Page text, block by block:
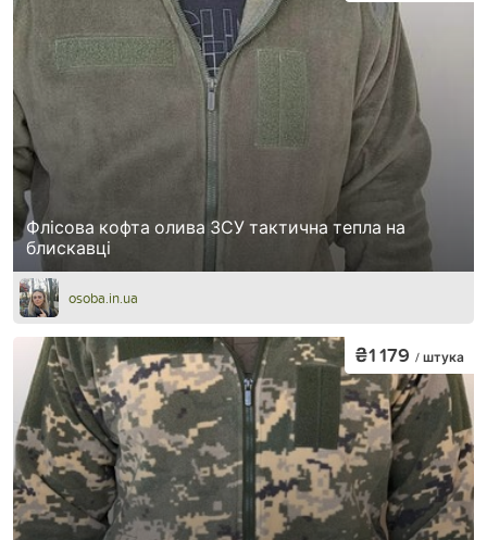
Флісова кофта олива ЗСУ тактична тепла на
блискавці
osoba.in.ua
₴1 179 / штука